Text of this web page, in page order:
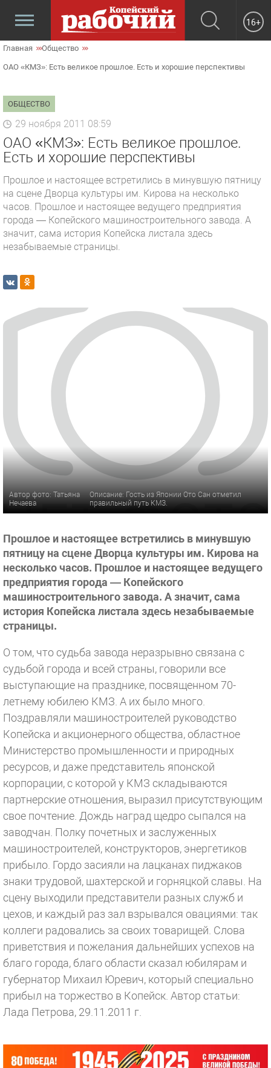
16+
Главная Общество
ОАО «КМЗ»: Есть великое прошлое. Есть и хорошие перспективы
ОБЩЕСТВО
29 ноября 2011 08:59
ОАО «КМЗ»: Есть великое прошлое.
Есть и хорошие перспективы
Прошлое и настоящее встретились в минувшую пятницу
на сцене Дворца культуры им. Кирова на несколько
часов. Прошлое и настоящее ведущего предприятия
города — Копейского машиностроительного завода. А
значит, сама история Копейска листала здесь
незабываемые страницы.
Автор фото: Татьяна
Нечаева
Описание: Гость из Японии Ото Сан отметил
правильный путь КМЗ.
Прошлое и настоящее встретились в минувшую
пятницу на сцене Дворца культуры им. Кирова на
несколько часов. Прошлое и настоящее ведущего
предприятия города — Копейского
машиностроительного завода. А значит, сама
история Копейска листала здесь незабываемые
страницы.
О том, что судьба завода неразрывно связана с
судьбой города и всей страны, говорили все
выступающие на празднике, посвященном 70-
летнему юбилею КМЗ. А их было много.
Поздравляли машиностроителей руководство
Копейска и акционерного общества, областное
Министерство промышленности и природных
ресурсов, и даже представитель японской
корпорации, с которой у КМЗ складываются
партнерские отношения, выразил присутствующим
свое почтение. Дождь наград щедро сыпался на
заводчан. Полку почетных и заслуженных
машиностроителей, конструкторов, энергетиков
прибыло. Гордо засияли на лацканах пиджаков
знаки трудовой, шахтерской и горняцкой славы. На
сцену выходили представители разных служб и
цехов, и каждый раз зал взрывался овациями: так
коллеги радовались за своих товарищей. Слова
приветствия и пожелания дальнейших успехов на
благо города, благо области сказал юбилярам и
губернатор Михаил Юревич, который специально
прибыл на торжество в Копейск. Автор статьи:
Лада Петрова, 29.11.2011 г.